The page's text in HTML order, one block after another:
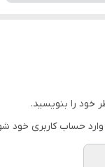
خود را بنویسید.
وارد حساب کاربری خود